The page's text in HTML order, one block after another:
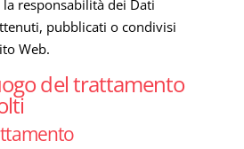
responsabilità dei Dati
pubblicati o condivisi
Web.
del trattamento